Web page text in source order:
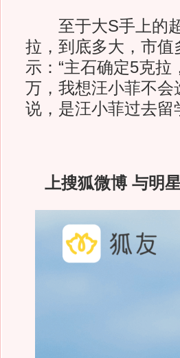
至于大S手上的超
拉，到底多大，市
示：“主石确定5克
万，我想汪小菲不会
说，是汪小菲过去
上搜狐微博 与明